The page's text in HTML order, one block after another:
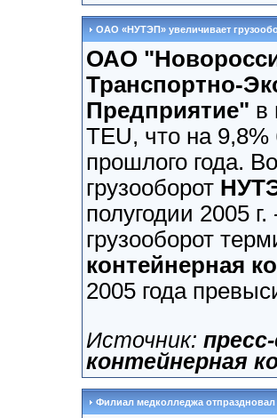
ОАО «НУТЭП» увеличивает
ОАО
Транспортно-
Предприятие" в
TEU, что на
прошлого года.
грузооборот
полугодии 2005
грузооборот
контейнерная
2005 года
Источник:
контейнерная
Филиал медколледжа